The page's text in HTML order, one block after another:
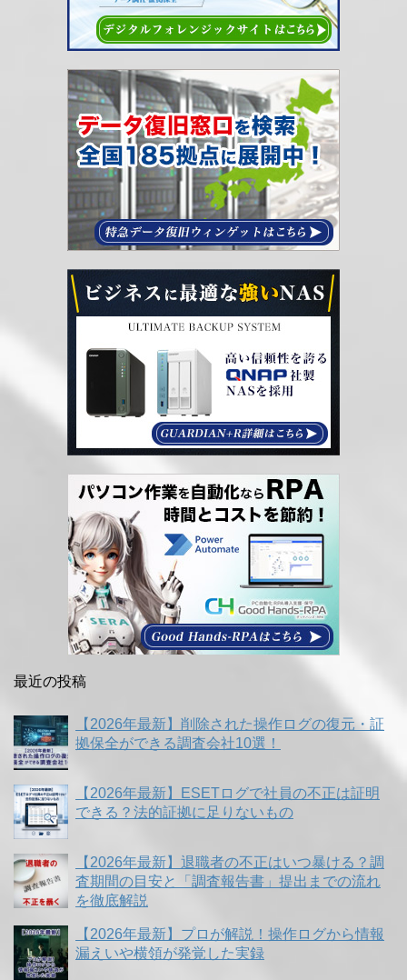
最近の投稿
【2026年最新】削除された操作ログの復元・証
拠保全ができる調査会社10選！
【2026年最新】ESETログで社員の不正は証明
できる？法的証拠に足りないもの
【2026年最新】退職者の不正はいつ暴ける？調
査期間の目安と「調査報告書」提出までの流れ
を徹底解説
【2026年最新】プロが解説！操作ログから情報
漏えいや横領が発覚した実録